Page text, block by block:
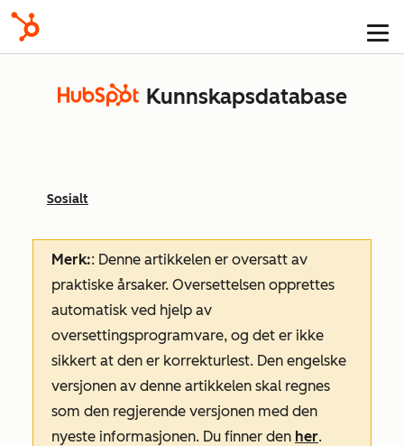
Kunnskapsdatabase
Sosialt
Merk:: Denne artikkelen er oversatt av
praktiske årsaker. Oversettelsen opprettes
automatisk ved hjelp av
oversettingsprogramvare, og det er ikke
sikkert at den er korrekturlest. Den engelske
versjonen av denne artikkelen skal regnes
som den regjerende versjonen med den
nyeste informasjonen. Du finner den her.